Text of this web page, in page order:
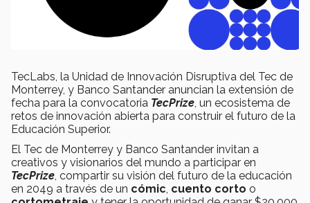
TecLabs, la Unidad de Innovación Disruptiva del Tec de
Monterrey, y Banco Santander anuncian la extensión de
fecha para la convocatoria TecPrize , un ecosistema de
retos de innovación abierta para construir el futuro de la
Educación Superior.
El Tec de Monterrey y Banco Santander invitan a
creativos y visionarios del mundo a participar en
TecPrize , compartir su visión del futuro de la educación
en 2049 a través de un cómic cuento corto o